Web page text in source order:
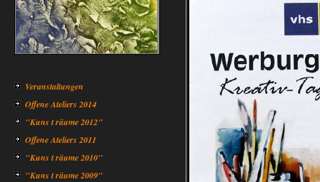
Veranstaltungen
Offene Ateliers 2014
"Kuns t räume 2012"
Offene Ateliers 2011
"Kuns t räume 2010"
"Kuns t räume 2009"